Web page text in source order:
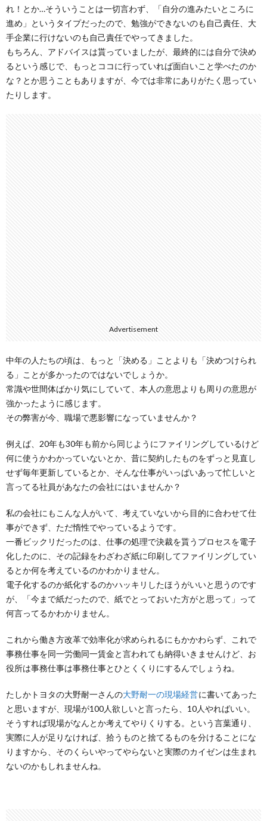
れ！とか…そういうことは一切言わず、「自分の進みたいところに
進め」というタイプだったので、勉強ができないのも自己責任、大
手企業に行けないのも自己責任でやってきました。
もちろん、アドバイスは貰っていましたが、最終的には自分で決め
るという感じで、もっとココに行っていれば面白いこと学べたのか
な？とか思うこともありますが、今では非常にありがたく思ってい
たりします。
Advertisement
中年の人たちの頃は、もっと「決める」ことよりも「決めつけられ
る」ことが多かったのではないでしょうか。
常識や世間体ばかり気にしていて、本人の意思よりも周りの意思が
強かったように感じます。
その弊害が今、職場で悪影響になっていませんか？
例えば、20年も30年も前から同じようにファイリングしているけど
何に使うかわかっていないとか、昔に契約したものをずっと見直し
せず毎年更新しているとか、そんな仕事がいっぱいあって忙しいと
言ってる社員があなたの会社にはいませんか？
私の会社にもこんな人がいて、考えていないから目的に合わせて仕
事ができず、ただ惰性でやっているようです。
一番ビックリだったのは、仕事の処理で決裁を貰うプロセスを電子
化したのに、その記録をわざわざ紙に印刷してファイリングしてい
るとか何を考えているのかわかりません。
電子化するのか紙化するのかハッキリしたほうがいいと思うのです
が、「今まで紙だったので、紙でとっておいた方がと思って」って
何言ってるかわかりません。
これから働き方改革で効率化が求められるにもかかわらず、これで
事務仕事を同一労働同一賃金と言われても納得いきませんけど、お
役所は事務仕事は事務仕事とひとくくりにするんでしょうね。
たしかトヨタの大野耐一さんの大野耐一の現場経営に書いてあった
と思いますが、現場が100人欲しいと言ったら、10人やればいい。
そうすれば現場がなんとか考えてやりくりする。という言葉通り、
実際に人が足りなければ、拾うものと捨てるものを分けることにな
りますから、そのくらいやってやらないと実際のカイゼンは生まれ
ないのかもしれませんね。